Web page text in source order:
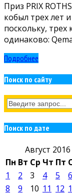
Приз PRIX
кобыл трех лет
поскольку,
одинаково:
Подробнее
Поиск по сайту
Поиск по дате
Август 2016
Пн Вт Ср Чт Пт
1 2 3 4 5 6
8
9 10 11 12